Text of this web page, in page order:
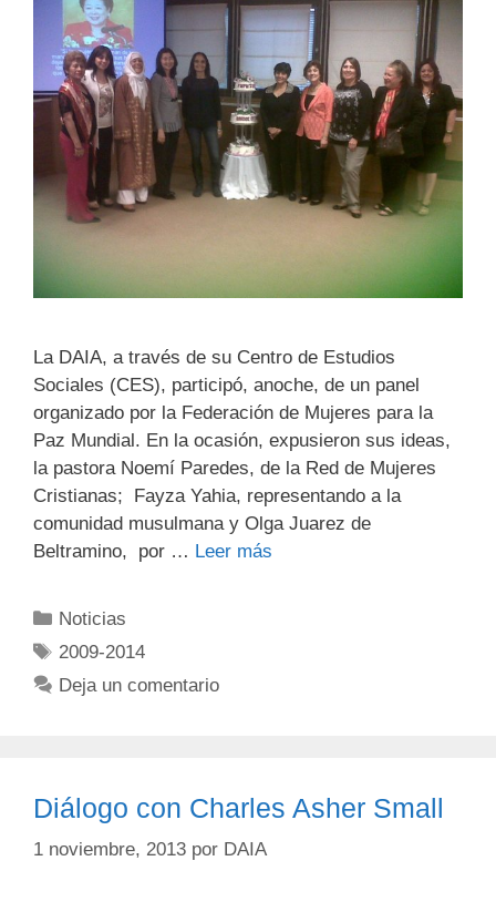
La DAIA, a través de su Centro de Estudios
Sociales (CES), participó, anoche, de un panel
organizado por la Federación de Mujeres para la
Paz Mundial. En la ocasión, expusieron sus ideas,
la pastora Noemí Paredes, de la Red de Mujeres
Cristianas; Fayza Yahia, representando a la
comunidad musulmana y Olga Juarez de
Beltramino, por … Leer más
Noticias
2009-2014
Deja un comentario
Diálogo con Charles Asher Small
1 noviembre, 2013 por DAIA